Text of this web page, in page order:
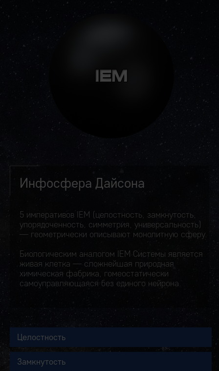
Инфосфера Дайсона
5 императивов IEM (целостность, замкнутость,
упорядоченность, симметрия, универсальность)
— геометрически описывают монолитную сферу.
Биологическим аналогом IEM Системы является
живая клетка — сложнейшая природная
химическая фабрика, гомеостатически
самоуправляющаяся без единого нейрона.
Целостность
Замкнутость